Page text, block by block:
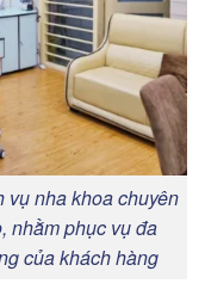
vụ nha khoa chuyên
nhằm phục vụ đa
của khách hàng